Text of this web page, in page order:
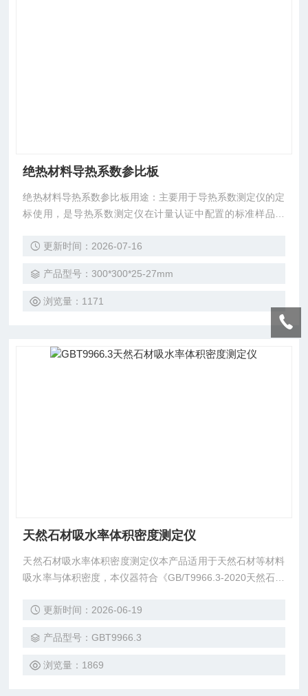
绝热材料导热系数参比板
绝热材料导热系数参比板用途：主要用于导热系数测定仪的定
标使用，是导热系数测定仪在计量认证中配置的标准样品。
料工业技术监督研究中心-标准样品研究所 备 注：有证书以及
更新时间：2026-07-16
产品型号：300*300*25-27mm
浏览量：1171
天然石材吸水率体积密度测定仪
天然石材吸水率体积密度测定仪本产品适用于天然石材等材料
吸水率与体积密度，本仪器符合《GB/T9966.3-2020天然石材
要求。用于测定瓷砖、混凝土、骨料、天然石材等比重的设
钩的合适电子秤进行测试。环氧粉末涂层钢框架的下部装有可
调节高度的平台和水容器，可进行特定重量称重测试。
更新时间：2026-06-19
产品型号：GBT9966.3
浏览量：1869